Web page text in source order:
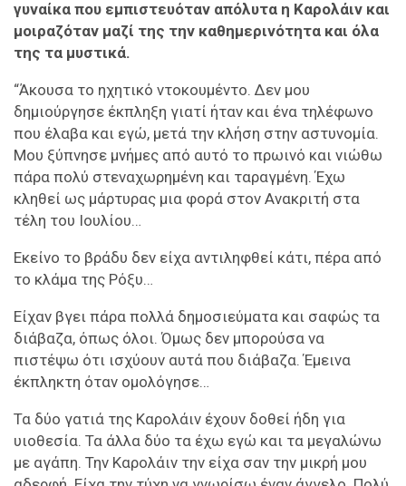
γυναίκα που εμπιστευόταν απόλυτα η Καρολάιν και
μοιραζόταν μαζί της την καθημερινότητα και όλα
της τα μυστικά.
“Άκουσα το ηχητικό ντοκουμέντο. Δεν μου
δημιούργησε έκπληξη γιατί ήταν και ένα τηλέφωνο
που έλαβα και εγώ, μετά την κλήση στην αστυνομία.
Μου ξύπνησε μνήμες από αυτό το πρωινό και νιώθω
πάρα πολύ στεναχωρημένη και ταραγμένη. Έχω
κληθεί ως μάρτυρας μια φορά στον Ανακριτή στα
τέλη του Ιουλίου…
Εκείνο το βράδυ δεν είχα αντιληφθεί κάτι, πέρα από
το κλάμα της Ρόξυ…
Είχαν βγει πάρα πολλά δημοσιεύματα και σαφώς τα
διάβαζα, όπως όλοι. Όμως δεν μπορούσα να
πιστέψω ότι ισχύουν αυτά που διάβαζα. Έμεινα
έκπληκτη όταν ομολόγησε…
Τα δύο γατιά της Καρολάιν έχουν δοθεί ήδη για
υιοθεσία. Τα άλλα δύο τα έχω εγώ και τα μεγαλώνω
με αγάπη. Την Καρολάιν την είχα σαν την μικρή μου